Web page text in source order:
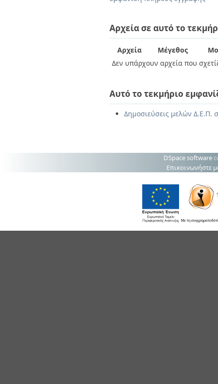
Αρχεία σε αυτό το
Αρχεία Μέγεθος
Δεν υπάρχουν αρχεία που
Αυτό το τεκμήριο
Δημοσιεύσεις μελών Δ.Ε.Π.
DSpace software
Επικοινωνήστε